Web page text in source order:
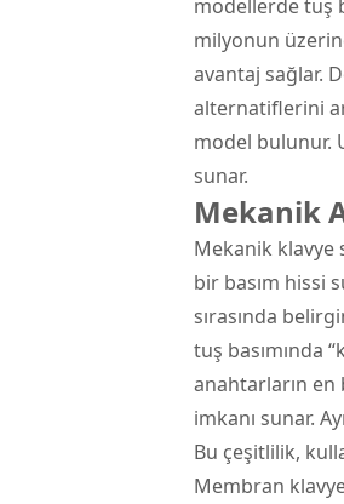
modellerde tuş
milyonun
avantaj sağlar.
alternatiflerini
model bulunur.
sunar.
Mekanik
Mekanik klavye
bir basım hissi
sırasında
tuş basımında
anahtarların en
imkanı sunar.
Bu çeşitlilik,
Membran